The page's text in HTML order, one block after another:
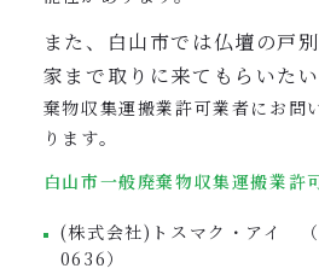
また、白山市では仏壇の戸
家まで取りに来てもらいた
棄物収集運搬業許可業者にお問
ります。
白山市一般廃棄物収集運搬業許
(株式会社)トスマク・アイ
0636）